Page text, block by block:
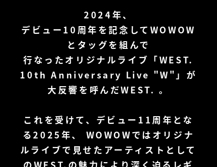
2024年、
デビュー10周年を記念してWOWOW
とタッグを組んで
行なったオリジナルライブ「WEST.
10th Anniversary Live "W"」が
大反響を呼んだWEST. 。
これを受けて、デビュー11周年とな
る2025年、
WOWOWではオリジナ
ルライブで見せたアーティストとして